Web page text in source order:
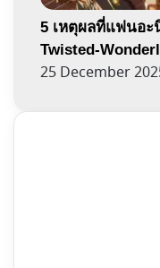
5 เหตุผลที่แฟนอะ
Twisted-
25 December